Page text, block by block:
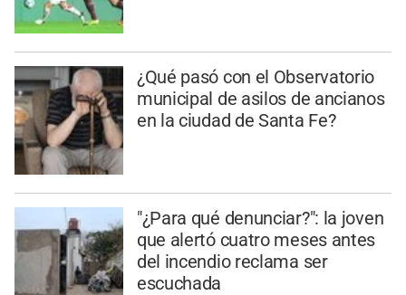
¿Qué pasó con el Observatorio
municipal de asilos de ancianos
en la ciudad de Santa Fe?
"¿Para qué denunciar?": la joven
que alertó cuatro meses antes
del incendio reclama ser
escuchada